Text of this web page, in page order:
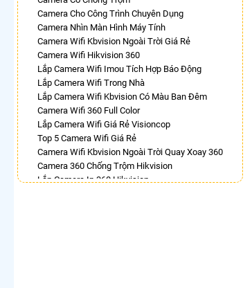
Camera Cho Công Trình Chuyên Dụng
Camera Nhìn Màn Hình Máy Tính
Camera Wifi Kbvision Ngoài Trời Giá Rẻ
Camera Wifi Hikvision 360
Lắp Camera Wifi Imou Tích Hợp Báo Động
Lắp Camera Wifi Trong Nhà
Lắp Camera Wifi Kbvision Có Màu Ban Đêm
Camera Wifi 360 Full Color
Lắp Camera Wifi Giá Rẻ Visioncop
Top 5 Camera Wifi Giá Rẻ
Camera Wifi Kbvision Ngoài Trời Quay Xoay 360
Camera 360 Chống Trộm Hikvision
Lắp Camera Ip 360 Hikvision